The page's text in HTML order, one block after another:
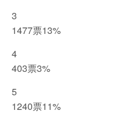
3
1477票13%
4
403票3%
5
1240票11%